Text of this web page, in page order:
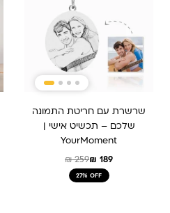
שרשרת עם חריטת התמונה
שלכם – תכשיט אישי |
YourMoment
₪259₪ 189
27% OFF